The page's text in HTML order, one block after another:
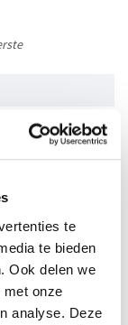
te
te bieden
Ook delen we
met onze
analyse. Deze